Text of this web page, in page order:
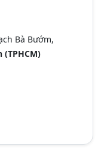
Bà Bướm,
(TPHCM)